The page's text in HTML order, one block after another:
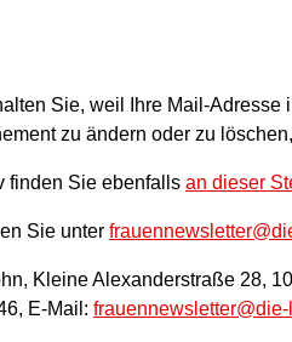
Sie, weil Ihre Mail-
zu ändern oder zu
finden Sie ebenfalls an dieser
Sie unter
Kleine Alexanderstraße 28,
E-Mail: